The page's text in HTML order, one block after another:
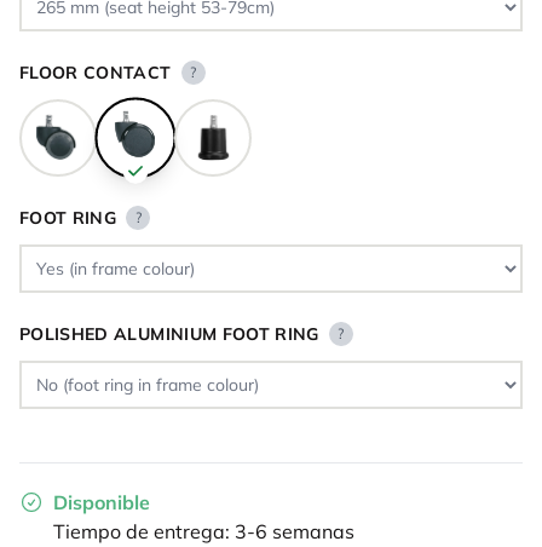
FLOOR CONTACT ?
FOOT RING ?
POLISHED ALUMINIUM FOOT RING ?
Disponible
Tiempo de entrega: 3-6 semanas